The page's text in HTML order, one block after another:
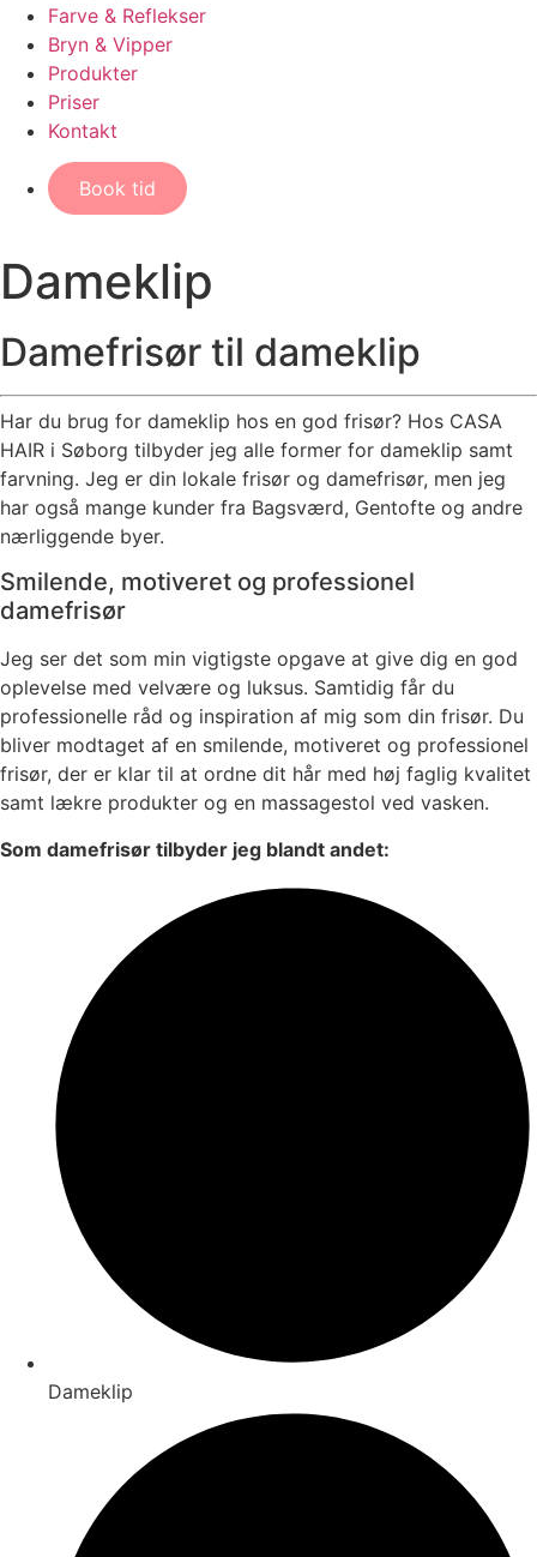
Farve & Reflekser
Bryn & Vipper
Produkter
Priser
Kontakt
Book tid
Dameklip
Damefrisør til dameklip
Har du brug for dameklip hos en god frisør? Hos CASA
HAIR i Søborg tilbyder jeg alle former for dameklip samt
farvning. Jeg er din lokale frisør og damefrisør, men jeg
har også mange kunder fra Bagsværd, Gentofte og andre
nærliggende byer.
Smilende, motiveret og professionel
damefrisør
Jeg ser det som min vigtigste opgave at give dig en god
oplevelse med velvære og luksus. Samtidig får du
professionelle råd og inspiration af mig som din frisør. Du
bliver modtaget af en smilende, motiveret og professionel
frisør, der er klar til at ordne dit hår med høj faglig kvalitet
samt lækre produkter og en massagestol ved vasken.
Som damefrisør tilbyder jeg blandt andet:
Dameklip